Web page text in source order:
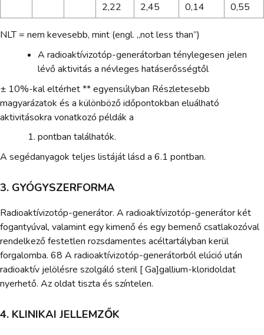
2,22
2,45
0,14
0,55
NLT = nem kevesebb, mint (engl. „not less than”)
A radioaktívizotóp-generátorban ténylegesen jelen
lévő aktivitás a névleges hatáserősségtől
± 10%-kal eltérhet ** egyensúlyban Részletesebb
magyarázatok és a különböző időpontokban eluálható
aktivitásokra vonatkozó példák a
pontban találhatók.
A segédanyagok teljes listáját lásd a 6.1 pontban.
3. GYÓGYSZERFORMA
Radioaktívizotóp-generátor. A radioaktívizotóp-generátor két
fogantyúval, valamint egy kimenő és egy bemenő csatlakozóval
rendelkező festetlen rozsdamentes acéltartályban kerül
forgalomba. 68 A radioaktívizotóp-generátorból elúció után
radioaktív jelölésre szolgáló steril [ Ga]gallium-kloridoldat
nyerhető. Az oldat tiszta és színtelen.
4. KLINIKAI JELLEMZŐK